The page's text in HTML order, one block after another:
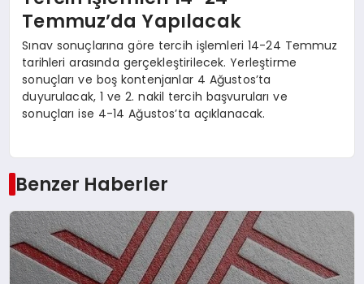
Temmuz’da Yapılacak
Sınav sonuçlarına göre tercih işlemleri 14-24 Temmuz
tarihleri arasında gerçekleştirilecek. Yerleştirme
sonuçları ve boş kontenjanlar 4 Ağustos’ta
duyurulacak, 1 ve 2. nakil tercih başvuruları ve
sonuçları ise 4-14 Ağustos’ta açıklanacak.
Benzer Haberler